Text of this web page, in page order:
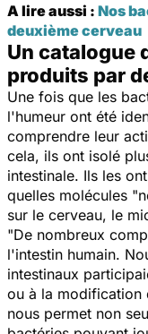
A lire aussi : Nos
deuxième cerveau
Un catalogue
produits par
Une fois que les
l'humeur ont été
comprendre leur
cela, ils ont isolé
intestinale. Ils les
quelles molécules
sur le cerveau, le
"De nombreux
l'intestin humain.
intestinaux
ou à la modification
nous permet non